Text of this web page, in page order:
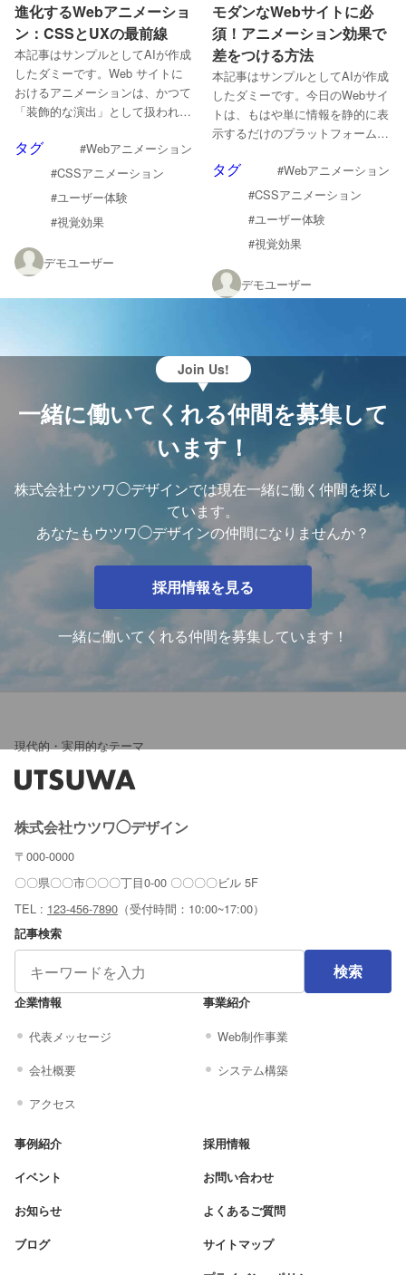
進化するWebアニメーショ
ン：CSSとUXの最前線
本記事はサンプルとしてAIが作成
したダミーです。Web サイトに
おけるアニメーションは、かつて
「装飾的な演出」として扱われる
年では、ユーザー体験（UX）を
高めるための重要な要...
タグ
#Webアニメーション
#CSSアニメーション
#ユーザー体験
#視覚効果
デモユーザー
モダンなWebサイトに必
須！アニメーション効果で
差をつける方法
本記事はサンプルとしてAIが作成
したダミーです。今日のWebサイ
トは、もはや単に情報を静的に表
示するだけのプラットフォームで
き、ブランドの世界観を深く伝
え、記憶に残る体験を...
タグ
#Webアニメーション
#CSSアニメーション
#ユーザー体験
#視覚効果
デモユーザー
Join Us!
一緒に働いてくれる仲間を募集して
います！
株式会社ウツワ◯デザインでは現在一緒に働く仲間を探し
ています。
あなたもウツワ◯デザインの仲間になりませんか？
採用情報を見る
一緒に働いてくれる仲間を募集しています！
現代的・実用的なテーマ
株式会社ウツワ◯デザイン
〒000-0000
〇〇県〇〇市〇〇〇丁目0-00 〇〇〇〇ビル 5F
TEL : 123-456-7890 （受付時間：10:00~17:00）
記事検索
検索
企業情報
代表メッセージ
会社概要
アクセス
事業紹介
Web制作事業
システム構築
事例紹介
イベント
お知らせ
ブログ
採用情報
お問い合わせ
よくあるご質問
サイトマップ